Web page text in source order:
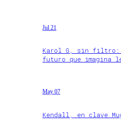
Jul 21
Karol G, sin
futuro que imagina
May 07
Kendall, en clave